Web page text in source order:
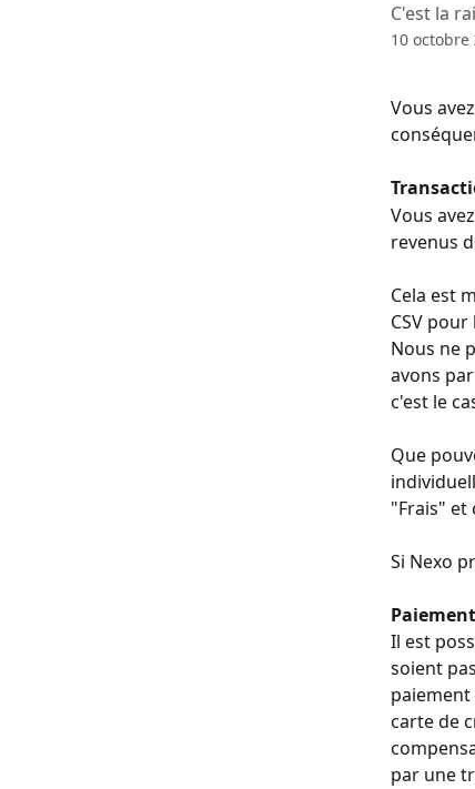
C'est la
10 octobre
Vous
Vous
revenus
Cela est
CSV
Nous ne
avons
c'est le
Que
"Frais"
Si Nexo
​Il est
soient
carte de
par une